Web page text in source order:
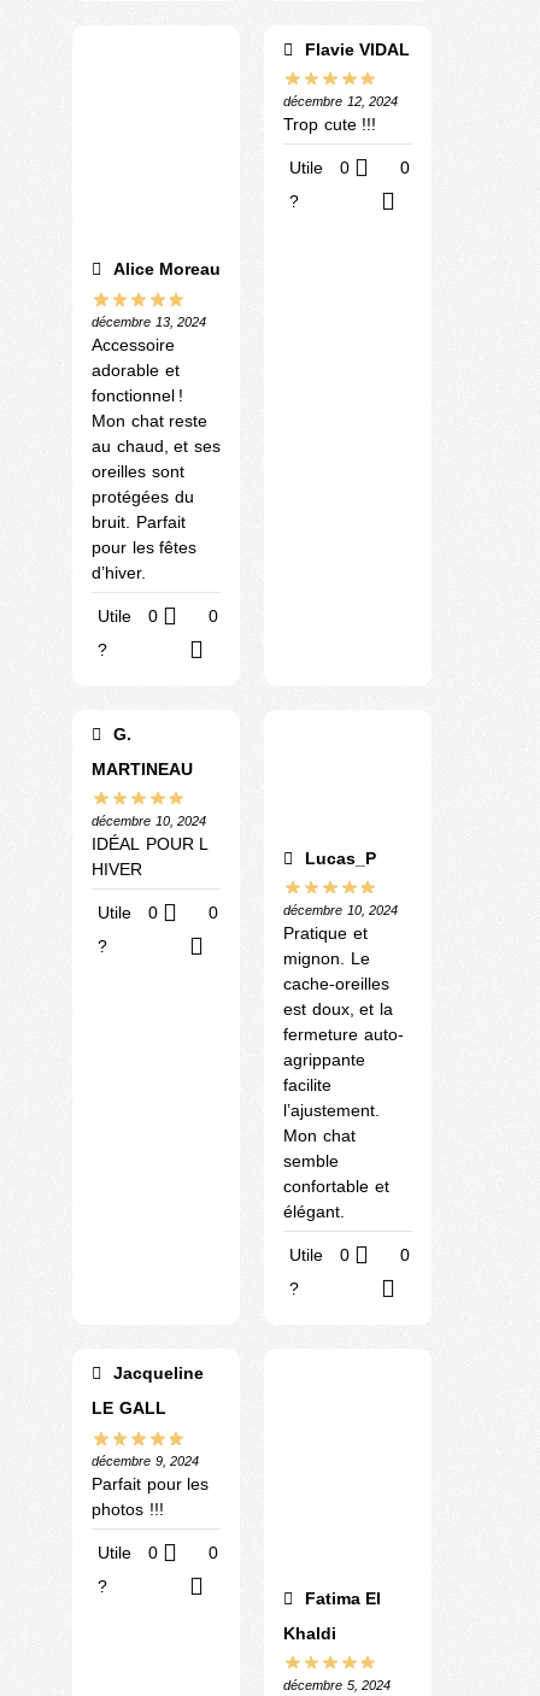
Alice Moreau
décembre 13, 2024
Accessoire
adorable et
fonctionnel !
Mon chat reste
au chaud, et ses
oreilles sont
protégées du
bruit. Parfait
pour les fêtes
d’hiver.
Utile
?
0 0
Flavie VIDAL
décembre 12, 2024
Trop cute !!!
Utile
?
0 0
G.
MARTINEAU
décembre 10, 2024
IDÉAL POUR L
HIVER
Utile
?
0 0
Lucas_P
décembre 10, 2024
Pratique et
mignon. Le
cache-oreilles
est doux, et la
fermeture auto-
agrippante
facilite
l’ajustement.
Mon chat
semble
confortable et
élégant.
Utile
?
0 0
Jacqueline
LE GALL
décembre 9, 2024
Parfait pour les
photos !!!
Utile
?
0 0
Fatima El
Khaldi
décembre 5, 2024